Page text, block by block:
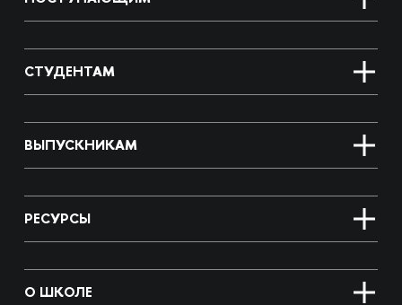
СТУДЕНТАМ
ВЫПУСКНИКАМ
РЕСУРСЫ
О ШКОЛЕ